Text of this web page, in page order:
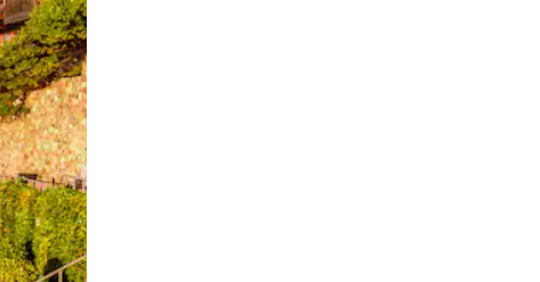
tocando y deslizando la pantalla.